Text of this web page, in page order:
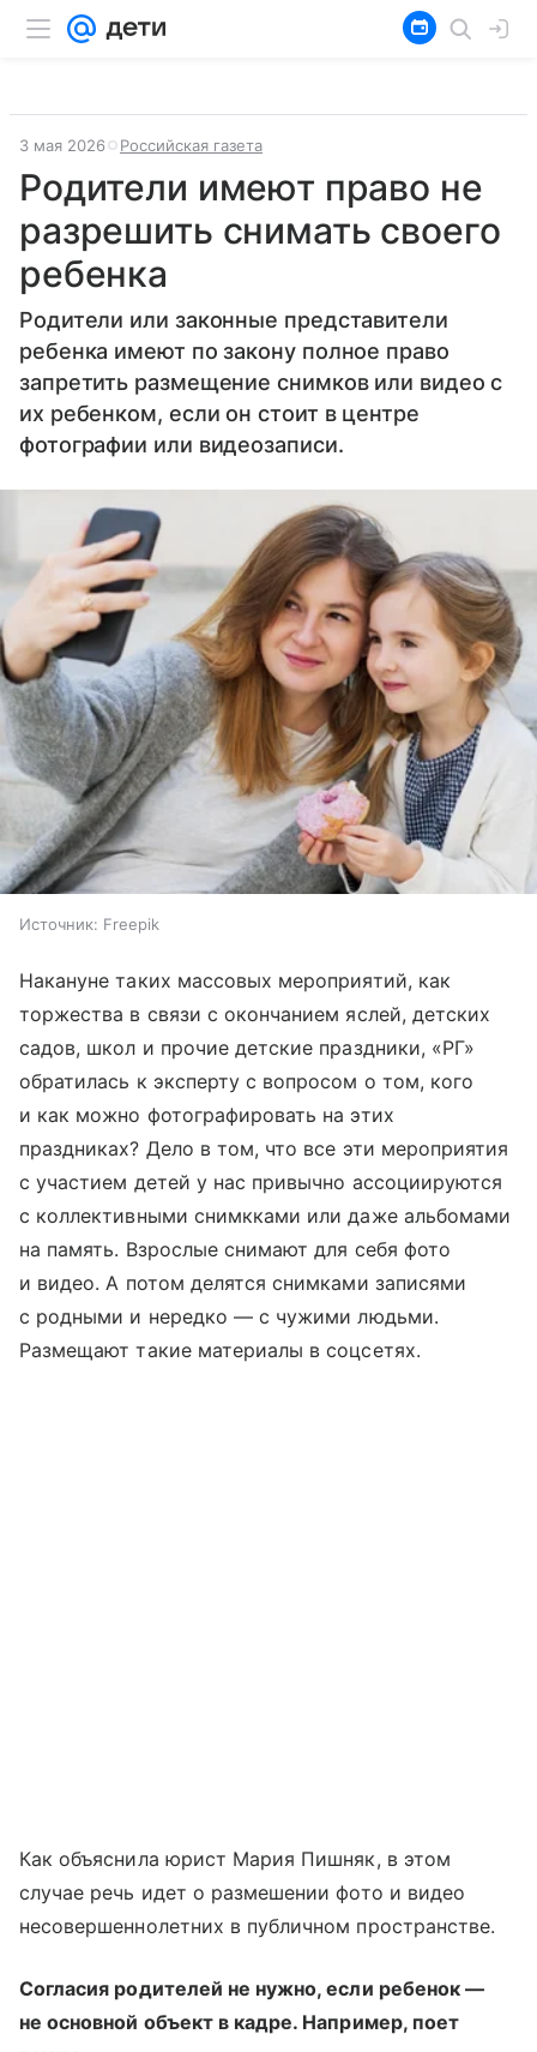
3 мая 2026 Российская газета
Родители имеют право не
разрешить снимать своего
ребенка
Родители или законные представители
ребенка имеют по закону полное право
запретить размещение снимков или видео с
их ребенком, если он стоит в центре
фотографии или видеозаписи.
Источник: Freepik
Накануне таких массовых мероприятий, как
торжества в связи с окончанием яслей, детских
садов, школ и прочие детские праздники, «РГ»
обратилась к эксперту с вопросом о том, кого
и как можно фотографировать на этих
праздниках? Дело в том, что все эти мероприятия
с участием детей у нас привычно ассоциируются
с коллективными снимкками или даже альбомами
на память. Взрослые снимают для себя фото
и видео. А потом делятся снимками записями
с родными и нередко — с чужими людьми.
Размещают такие материалы в соцсетях.
Как объяснила юрист Мария Пишняк, в этом
случае речь идет о размешении фото и видео
несовершеннолетних в публичном пространстве.
Согласия родителей не нужно, если ребенок —
не основной объект в кадре. Например, поет